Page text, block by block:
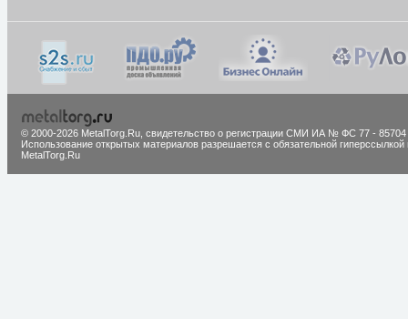
© 2000-2026 MetalTorg.Ru, cвидетельство о регистрации СМИ ИА № ФС 77 - 85704
Использование открытых материалов разрешается с обязательной гиперссылкой
MetalTorg.Ru